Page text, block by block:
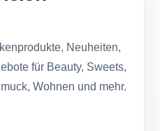
Neuheiten,
für Beauty, Sweets,
Wohnen und mehr.